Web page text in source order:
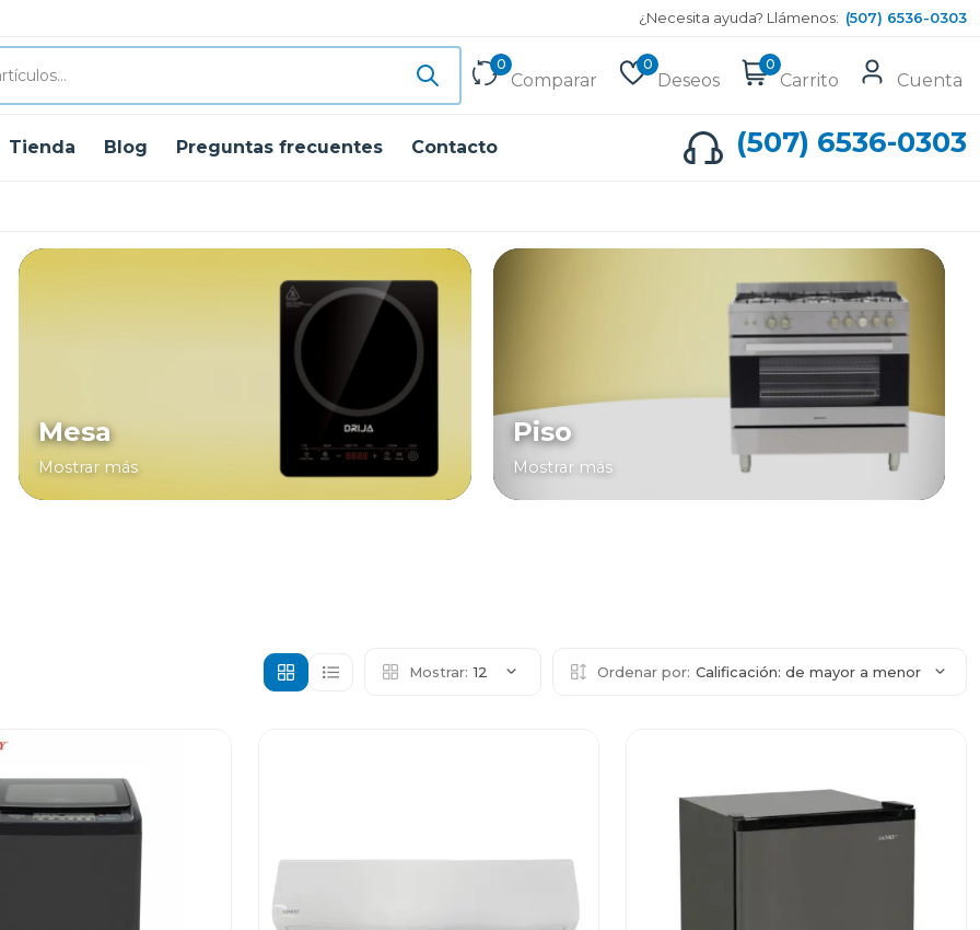
¿Necesita ayuda? Llámenos: (507) 6536-0303
0
Comparar
0
Deseos
0
Carrito Cuenta
Tienda Blog Preguntas frecuentes Contacto (507) 6536-0303
Mesa
Mostrar más
Piso
Mostrar más
Mostrar: 12 Ordenar por: Calificación: de mayor a menor